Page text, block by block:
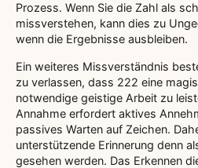
Prozess. Wenn Sie die Zahl als
missverstehen, kann dies zu
wenn die Ergebnisse ausbleiben.
Ein weiteres Missverständnis
zu verlassen, dass 222 eine
notwendige geistige Arbeit zu
Annahme erfordert aktives
passives Warten auf Zeichen.
unterstützende Erinnerung denn
gesehen werden. Das Erkennen